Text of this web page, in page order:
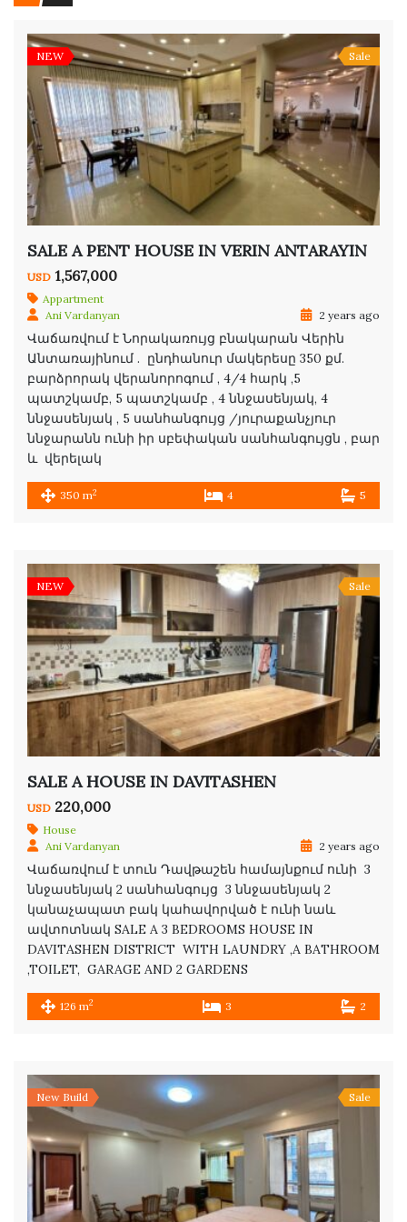
NEW Sale
SALE A PENT HOUSE IN VERIN ANTARAYIN
USD 1,567,000
Appartment
Ani Vardanyan
2 years ago
Վաճառվում է Նորակառույց բնակարան Վերին
Անտառայինում . ընդհանուր մակերեսը 350 քմ.
բարձրորակ վերանորոգում , 4/4 հարկ ,5
պատշկամբ, 5 պատշկամբ , 4 ննջասենյակ, 4
ննջասենյակ , 5 սանհանգույց /յուրաքանչյուր
ննջարանն ունի իր սբեփական սանհանգույցն , բար
և վերելակ
350 m2 4 5
NEW Sale
SALE A HOUSE IN DAVITASHEN
USD 220,000
House
Ani Vardanyan
2 years ago
Վաճառվում է տուն Դավթաշեն համայնքում ունի 3
ննջասենյակ 2 սանհանգույց 3 ննջասենյակ 2
կանաչապատ բակ կահավորված է ունի նաև
ավտոտնակ SALE A 3 BEDROOMS HOUSE IN
DAVITASHEN DISTRICT WITH LAUNDRY ,A BATHROOM
,TOILET, GARAGE AND 2 GARDENS
126 m2 3 2
New Build Sale